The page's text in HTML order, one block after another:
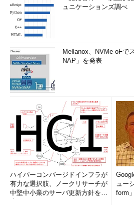
ュニケーションズ調べ
Mellanox、NVMe-oFで
NAP」を発表
ハイパーコンバージドインフラが
有力な選択肢、ノークリサーチが
中堅中小業のサーバ更新方針を調
ュー
form